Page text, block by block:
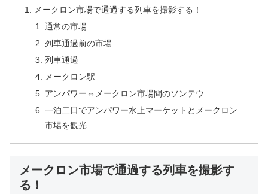
メークロン市場で通過する列車を撮影する！
通常の市場
列車通過前の市場
列車通過
メークロン駅
アンパワー⇔メークロン市場間のソンテウ
一泊二日でアンパワー水上マーケットとメークロン
市場を観光
メークロン市場で通過する列車を撮影す
る！